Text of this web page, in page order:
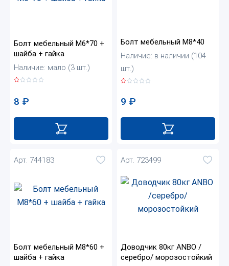
Болт мебельный М6*70 +
шайба + гайка
Наличие: мало (3 шт.)
8 ₽
Болт мебельный М8*40
Наличие: в наличии (104
шт.)
9 ₽
Арт. 744183
Болт мебельный М8*60 +
шайба + гайка
Арт. 723499
Доводчик 80кг ANBO /
серебро/ морозостойкий